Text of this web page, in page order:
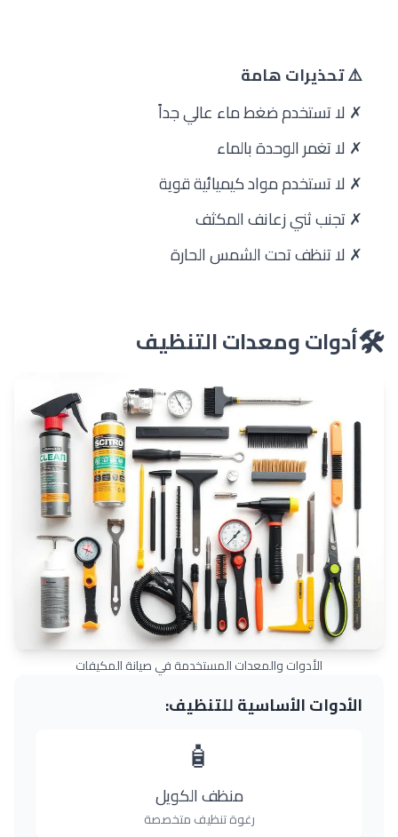
⚠️ تحذيرات هامة
✗ لا تستخدم ضغط ماء عالي جداً
✗ لا تغمر الوحدة بالماء
✗ لا تستخدم مواد كيميائية قوية
✗ تجنب ثني زعانف المكثف
✗ لا تنظف تحت الشمس الحارة
🛠️أدوات ومعدات التنظيف
الأدوات والمعدات المستخدمة في صيانة المكيفات
الأدوات الأساسية للتنظيف:
🧴
منظف الكويل
رغوة تنظيف متخصصة